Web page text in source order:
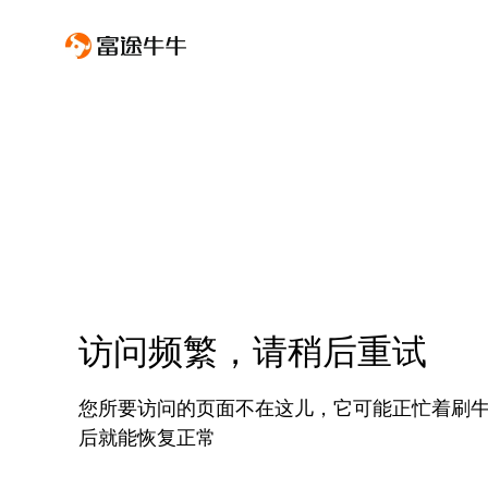
访问频繁，请稍后重试
您所要访问的页面不在这儿，它可能正忙着刷
后就能恢复正常